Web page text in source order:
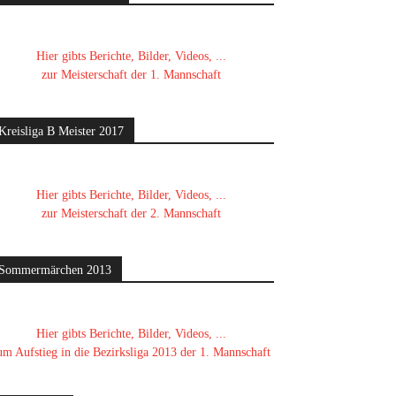
Hier gibts Berichte, Bilder, Videos, ...
zur Meisterschaft der 1. Mannschaft
B Meister 2017
Hier gibts Berichte, Bilder, Videos, ...
zur Meisterschaft der 2. Mannschaft
2013
Hier gibts Berichte, Bilder, Videos, ...
Aufstieg in die Bezirksliga 2013 der 1. Mannschaft